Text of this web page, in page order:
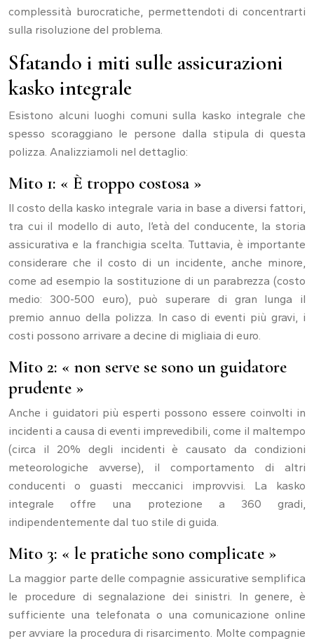
complessità burocratiche, permettendoti di concentrarti
sulla risoluzione del problema.
Sfatando i miti sulle assicurazioni
kasko integrale
Esistono alcuni luoghi comuni sulla kasko integrale che
spesso scoraggiano le persone dalla stipula di questa
polizza. Analizziamoli nel dettaglio:
Mito 1: « È troppo costosa »
Il costo della kasko integrale varia in base a diversi fattori,
tra cui il modello di auto, l’età del conducente, la storia
assicurativa e la franchigia scelta. Tuttavia, è importante
considerare che il costo di un incidente, anche minore,
come ad esempio la sostituzione di un parabrezza (costo
medio: 300-500 euro), può superare di gran lunga il
premio annuo della polizza. In caso di eventi più gravi, i
costi possono arrivare a decine di migliaia di euro.
Mito 2: « non serve se sono un guidatore
prudente »
Anche i guidatori più esperti possono essere coinvolti in
incidenti a causa di eventi imprevedibili, come il maltempo
(circa il 20% degli incidenti è causato da condizioni
meteorologiche avverse), il comportamento di altri
conducenti o guasti meccanici improvvisi. La kasko
integrale offre una protezione a 360 gradi,
indipendentemente dal tuo stile di guida.
Mito 3: « le pratiche sono complicate »
La maggior parte delle compagnie assicurative semplifica
le procedure di segnalazione dei sinistri. In genere, è
sufficiente una telefonata o una comunicazione online
per avviare la procedura di risarcimento. Molte compagnie